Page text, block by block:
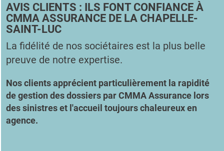
AVIS CLIENTS : ILS FONT CONFIANCE À
CMMA ASSURANCE DE LA CHAPELLE-
SAINT-LUC
La fidélité de nos sociétaires est la plus belle
preuve de notre expertise.
Nos clients apprécient particulièrement la rapidité
de gestion des dossiers par CMMA Assurance lors
des sinistres et l'accueil toujours chaleureux en
agence.